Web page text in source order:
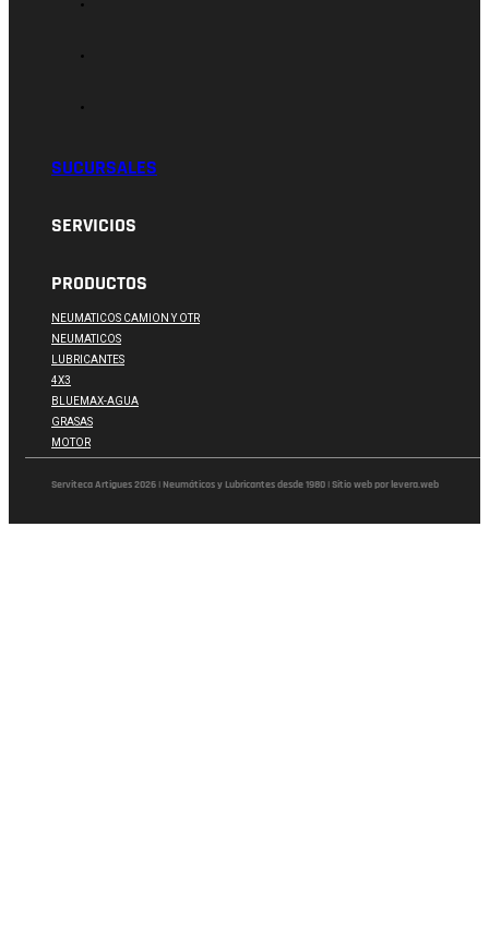
SUCURSALES
SERVICIOS
PRODUCTOS
NEUMATICOS CAMION Y OTR
NEUMATICOS
LUBRICANTES
4X3
BLUEMAX-AGUA
GRASAS
MOTOR
Serviteca Artigues 2026 | Neumáticos y Lubricantes desde 1980 | Sitio web por levera.web